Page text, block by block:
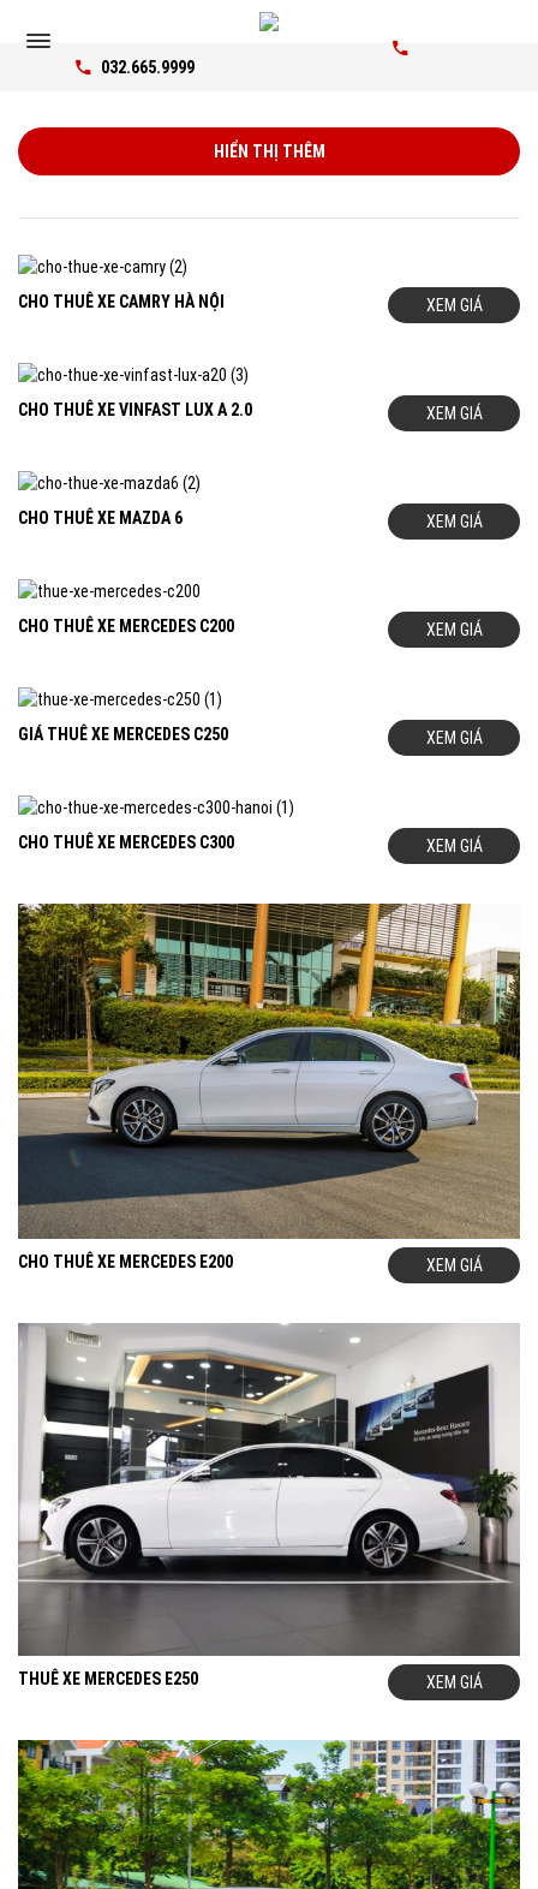
032.665.9999
HIỂN THỊ THÊM
CHO THUÊ XE CAMRY HÀ NỘI XEM GIÁ
CHO THUÊ XE VINFAST LUX A 2.0 XEM GIÁ
CHO THUÊ XE MAZDA 6 XEM GIÁ
CHO THUÊ XE MERCEDES C200 XEM GIÁ
GIÁ THUÊ XE MERCEDES C250 XEM GIÁ
CHO THUÊ XE MERCEDES C300 XEM GIÁ
CHO THUÊ XE MERCEDES E200 XEM GIÁ
THUÊ XE MERCEDES E250 XEM GIÁ